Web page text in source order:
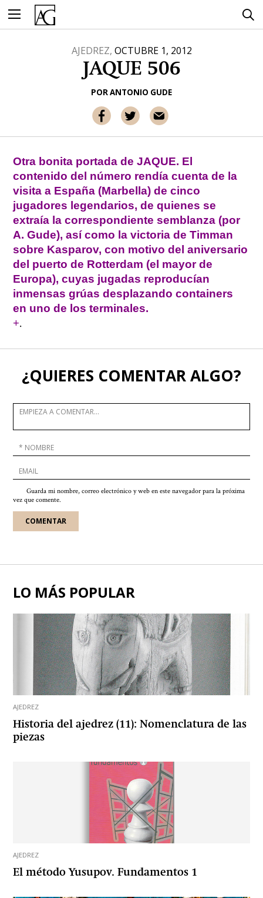
contenido
AJEDREZ, OCTUBRE 1, 2012
JAQUE 506
PORANTONIO GUDE
Otra bonita portada de JAQUE. El
contenido del número rendía cuenta de la
visita a España (Marbella) de cinco
jugadores legendarios, de quienes se
extraía la correspondiente semblanza (por
A. Gude), así como la victoria de Timman
sobre Kasparov, con motivo del aniversario
del puerto de Rotterdam (el mayor de
Europa), cuyas jugadas reproducían
inmensas grúas desplazando containers
en uno de los terminales.
+.
¿QUIERES COMENTAR ALGO?
Guarda mi nombre, correo electrónico y web en este navegador para la próxima
vez que comente.
LO MÁS POPULAR
AJEDREZ
Historia del ajedrez (11): Nomenclatura de las
piezas
AJEDREZ
El método Yusupov. Fundamentos 1